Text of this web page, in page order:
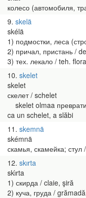
колесо (автомобиля,
9 skelä
skélä
1) подмостки, леса
2) причал, пристань /
3) тех. лекало / teh.
10 skelet
skelet
скелет / schelet
skelet olmaa
ca un schelet, a slăbi
11 skemnä
skémnä
скамья, скамейка;
12 skırta
skı́rta
1) скирда / claie, şiră
2) куча, груда /